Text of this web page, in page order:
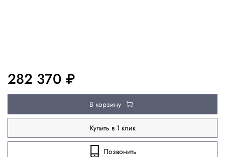
282 370 ₽
В корзину
Купить в 1 клик
Позвонить